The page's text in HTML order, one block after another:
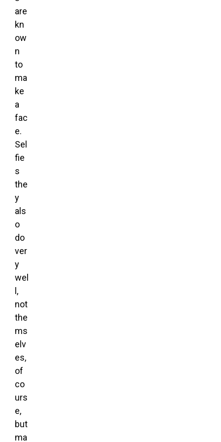
are
kn
ow
n
to
ma
ke
a
fac
e.
Sel
fie
s
the
y
als
o
do
ver
y
wel
l,
not
the
ms
elv
es,
of
co
urs
e,
but
ma